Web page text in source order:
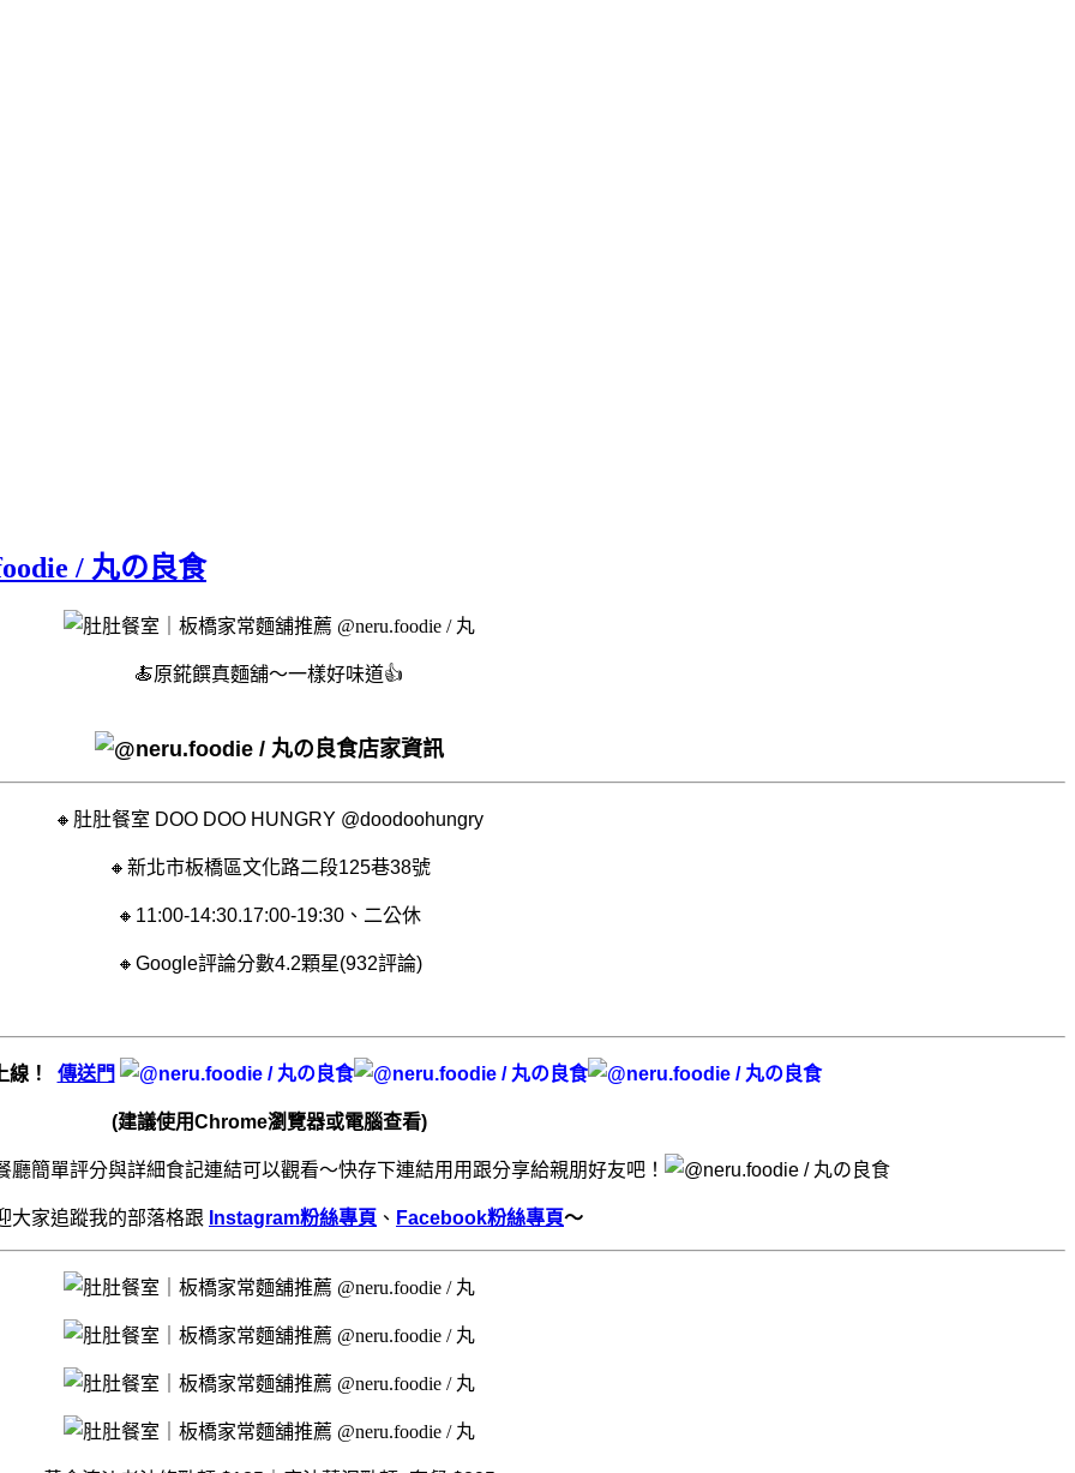
/ 丸の良食
🍝原錵饌真麵舖～一樣好味道👍
店家資訊
🔸肚肚餐室 DOO DOO HUNGRY @doodoohungry
🔸新北市板橋區文化路二段125巷38號
🔸11:00-14:30.17:00-19:30、二公休
🔸Google評論分數4.2顆星(932評論)
線！ 傳送門
(建議使用Chrome瀏覽器或電腦查看)
簡單評分與詳細食記連結可以觀看～快存下連結用用跟分享給親朋好友吧！
大家追蹤我的部落格跟 Instagram粉絲專頁 、 Facebook粉絲專頁～